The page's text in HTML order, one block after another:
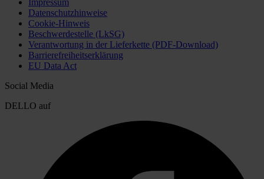
Impressum
Datenschutzhinweise
Cookie-Hinweis
Beschwerdestelle (LkSG)
Verantwortung in der Lieferkette (PDF-Download)
Barrierefreiheitserklärung
EU Data Act
Social Media
DELLO auf